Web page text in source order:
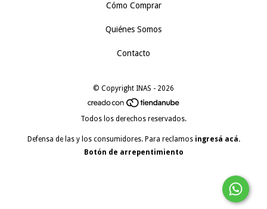
Cómo Comprar
Quiénes Somos
Contacto
© Copyright INAS - 2026
Todos los derechos reservados.
Defensa de las y los consumidores. Para reclamos ingresá acá.
Botón de arrepentimiento